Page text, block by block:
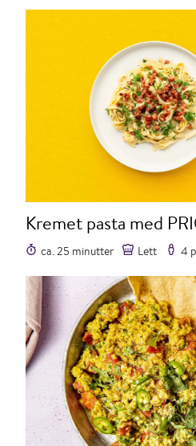
Kremet pasta med
ca. 25 minutter Lett 4